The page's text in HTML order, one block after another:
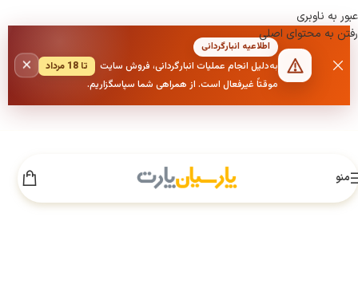
عبور به ناوبری
رفتن به محتوای اصلی
اطلاعیه انبارگردانی
به‌دلیل انجام عملیات انبارگردانی، فروش سایت
تا 18 مرداد
موقتاً غیرفعال است. از همراهی شما سپاسگزاریم.
×
منو